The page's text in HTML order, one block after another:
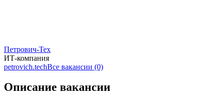
Петрович-Тех
ИТ-компания
petrovich.techВсе вакансии (0)
Описание вакансии